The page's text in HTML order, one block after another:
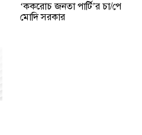
‘ককরোচ জনতা পার্টি’র চা/পে
মোদি সরকার